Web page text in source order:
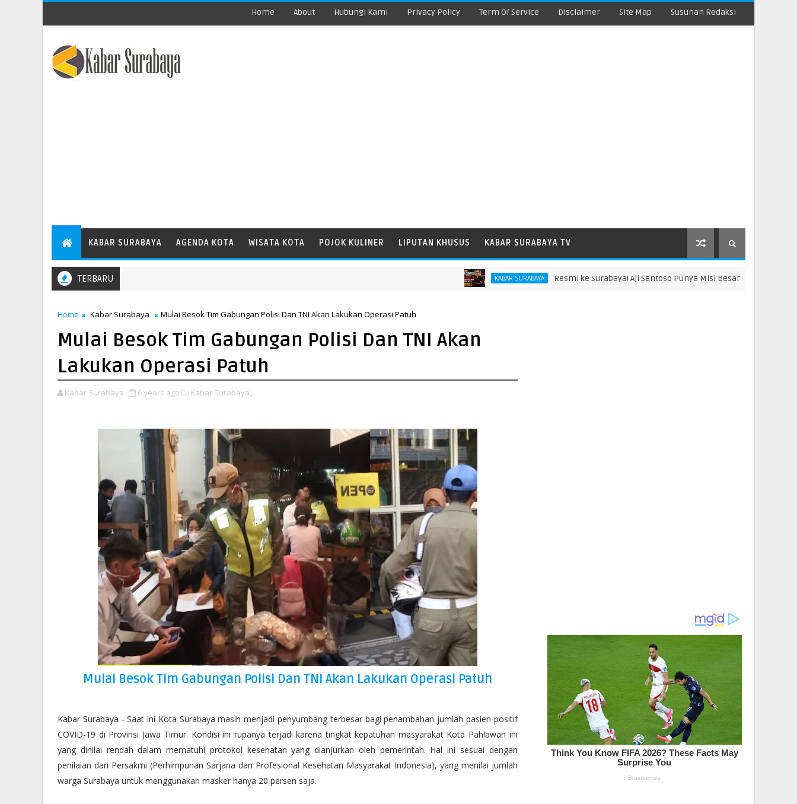
Home About Hubungi Kami Privacy Policy Term Of Service Disclaimer Site Map Susunan Redaksi
KABAR SURABAYA AGENDA KOTA WISATA KOTA POJOK KULINER LIPUTAN KHUSUS KABAR SURABAYA TV
TERBARU KABAR SURABAYA Resmi ke Surabaya! Aji Santoso Punya Misi Besar Bersama de Red FC
Home Kabar Surabaya Mulai Besok Tim Gabungan Polisi Dan TNI Akan Lakukan Operasi Patuh
Mulai Besok Tim Gabungan Polisi Dan TNI Akan
Lakukan Operasi Patuh
Kabar Surabaya 6 years ago Kabar Surabaya,
Mulai Besok Tim Gabungan Polisi Dan TNI Akan Lakukan Operasi Patuh
Kabar Surabaya - Saat ini Kota Surabaya masih menjadi penyumbang terbesar bagi penambahan jumlah pasien positif
COVID-19 di Provinsi Jawa Timur. Kondisi ini rupanya terjadi karena tingkat kepatuhan masyarakat Kota Pahlawan ini
yang dinilai rendah dalam mematuhi protokol kesehatan yang dianjurkan oleh pemerintah. Hal ini sesuai dengan
penilaian dari Persakmi (Perhimpunan Sarjana dan Profesional Kesehatan Masyarakat Indonesia), yang menilai jumlah
warga Surabaya untuk menggunakan masker hanya 20 persen saja.